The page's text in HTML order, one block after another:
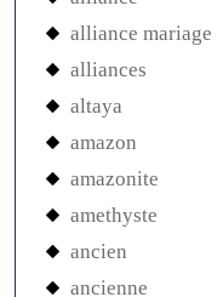
alliance mariage
alliances
altaya
amazon
amazonite
amethyste
ancien
ancienne